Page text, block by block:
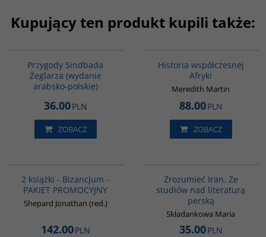
Kupujący ten produkt kupili także:
Przygody Sindbada
Żeglarza (wydanie
arabsko-polskie)
36.00PLN
ZOBACZ
Historia współczesnej
Afryki
Meredith Martin
88.00PLN
ZOBACZ
2 książki - Bizancjum -
PAKIET PROMOCYJNY
Shepard Jonathan (red.)
142.00PLN
Zrozumieć Iran. Ze
studiów nad literaturą
perską
Składankowa Maria
35.00PLN